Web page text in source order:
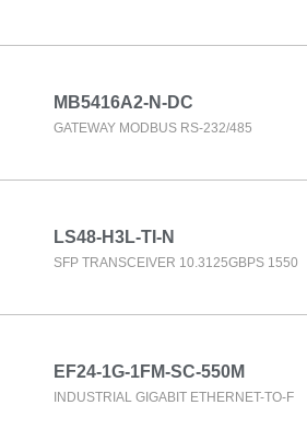
MB5416A2-N-DC
GATEWAY MODBUS RS-232/485
LS48-H3L-TI-N
SFP TRANSCEIVER 10.3125GBPS 1550
EF24-1G-1FM-SC-550M
INDUSTRIAL GIGABIT ETHERNET-TO-F